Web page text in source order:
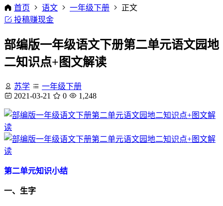
首页 语文 一年级下册
正文
投稿赚现金
部编版一年级语文下册第二单元语文园地
二知识点+图文解读
苏学
一年级下册
2021-03-21
0 1,248
第二单元知识小结
一、生字